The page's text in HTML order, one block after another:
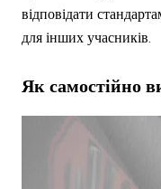
відповідати
для інших учасників.
Як самостійно